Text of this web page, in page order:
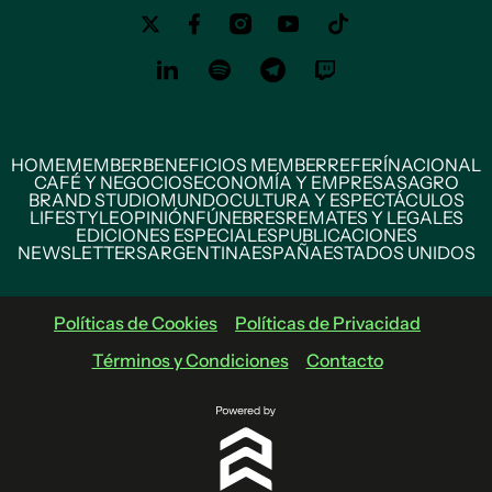
HOMEMEMBERBENEFICIOS MEMBERREFERÍNACIONAL
CAFÉ Y NEGOCIOSECONOMÍA Y EMPRESASAGRO
BRAND STUDIOMUNDOCULTURA Y ESPECTÁCULOS
LIFESTYLEOPINIÓNFÚNEBRESREMATES Y LEGALES
EDICIONES ESPECIALESPUBLICACIONES
NEWSLETTERSARGENTINAESPAÑAESTADOS UNIDOS
Políticas de Cookies
Políticas de Privacidad
Términos y Condiciones
Contacto